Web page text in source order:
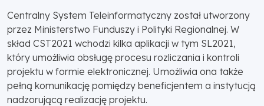
Centralny System Teleinformatyczny został utworzony
przez Ministerstwo Funduszy i Polityki Regionalnej. W
skład CST2021 wchodzi kilka aplikacji w tym SL2021,
który umożliwia obsługę procesu rozliczania i kontroli
projektu w formie elektronicznej. Umożliwia ona także
pełną komunikację pomiędzy beneficjentem a instytucją
nadzorującą realizację projektu.